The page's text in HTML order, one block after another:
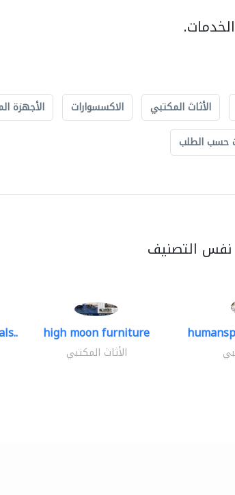
الأثاث المكتبي الاكسسوارات الأجهزة
حسب الطلب
نفس التصنيف
high moon furniture
الأثاث المكتبي